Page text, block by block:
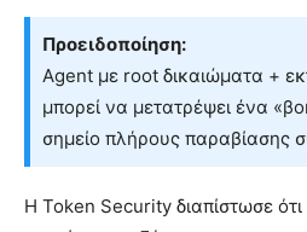
Προειδοποίηση:
Agent με root δικαιώματα +
μπορεί να μετατρέψει ένα
σημείο πλήρους παραβίασης
Η Token Security διαπίστωσε ότι